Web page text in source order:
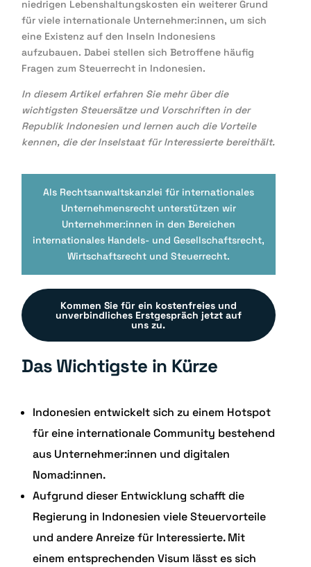
niedrigen Lebenshaltungskosten ein weiterer Grund
für viele internationale Unternehmer:innen, um sich
eine Existenz auf den Inseln Indonesiens
aufzubauen. Dabei stellen sich Betroffene häufig
Fragen zum Steuerrecht in Indonesien.
In diesem Artikel erfahren Sie mehr über die
wichtigsten Steuersätze und Vorschriften in der
Republik Indonesien und lernen auch die Vorteile
kennen, die der Inselstaat für Interessierte bereithält.
Als Rechtsanwaltskanzlei für internationales
Unternehmensrechtunterstützen wir
Unternehmer:innen in den Bereichen
internationales Handels- und Gesellschaftsrecht,
Wirtschaftsrecht und Steuerrecht.
Kommen Sie für ein kostenfreies und
unverbindliches Erstgespräch jetzt auf
uns zu.
Das Wichtigste in Kürze
Indonesien entwickelt sich zu einem Hotspot
für eine internationale Community bestehend
aus Unternehmer:innen und digitalen
Nomad:innen.
Aufgrund dieser Entwicklung schafft die
Regierung in Indonesien viele Steuervorteile
und andere Anreize für Interessierte. Mit
einem entsprechenden Visum lässt es sich